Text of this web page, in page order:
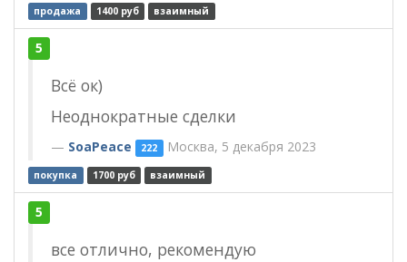
продажа 1400 руб взаимный
5
Всё ок)
Неоднократные сделки
SoaPeace 222 Москва, 5 декабря 2023
покупка 1700 руб взаимный
5
все отлично, рекомендую